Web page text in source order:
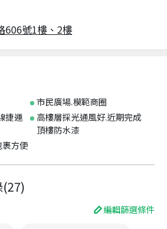
606號1樓、2樓
市民廣場.模範商圈
捷運
高樓層採光通風好.近期完成
頂樓防水漆
方便
(27)
編輯篩選條件